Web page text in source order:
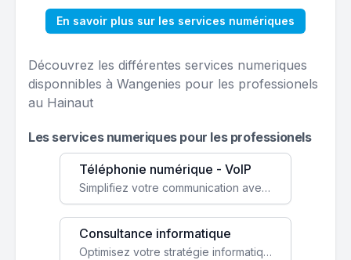
En savoir plus sur les services numériques
Découvrez les différentes services numeriques
disponnibles à Wangenies pour les professionels
au Hainaut
Les services numeriques pour les professionels
Téléphonie numérique - VoIP
Simplifiez votre communication avec une solution VoIP flexible, économique et adaptée à vos besoins professionnels.
Consultance informatique
Optimisez votre stratégie informatique avec l'expertise de nos consultants pour améliorer votre efficacité et sécurité.